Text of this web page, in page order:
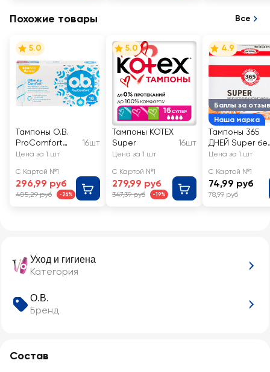
Уход и гигиена
Категория
O.B.
Бренд
Состав
Похожие товары Все
5.0
Тампоны O.B.
ProComfort
Normal
16шт
Цена за 1 шт
С Картой №1
296,99 руб
405,29 руб -26%
5.0
Тампоны KOTEX
Super
16шт
Цена за 1 шт
С Картой №1
279,99 руб
347,39 руб -19%
Баллы за отзыв
Наша марка
4.9
Тампоны 365
ДНЕЙ Super без
аппликатора
Цена за 1 шт
С Картой №1
74,99 руб
78,99 руб